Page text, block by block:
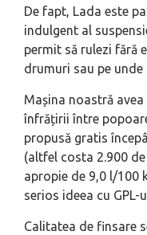
De fapt, Lada este
indulgent al
permit să rulezi fără
drumuri sau pe
Mașina noastră avea
înfrățirii între
propusă gratis
(altfel costa 2.900
apropie de 9,0 l/100
serios ideea cu GPL-
Calitatea de finsare